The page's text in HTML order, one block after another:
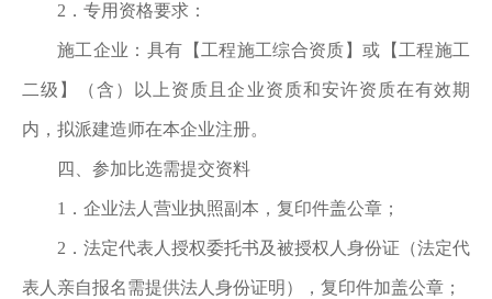
2．专用资格要求：
施工企业：具有【工程施工综合资质】或【工程施工
二级】（含）以上资质且企业资质和安许资质在有效期
内，拟派建造师在本企业注册。
四、参加比选需提交资料
1．企业法人营业执照副本， 复印件盖公章；
2．法定代表人授权委托书及被授权人身份证（法定代
表人亲自报名需提供法人身份证明）， 复印件加盖公章；